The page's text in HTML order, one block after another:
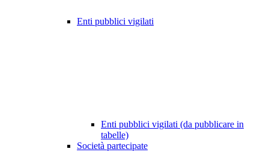
Enti pubblici vigilati
Enti pubblici vigilati (da pubblicare in
tabelle)
Società partecipate